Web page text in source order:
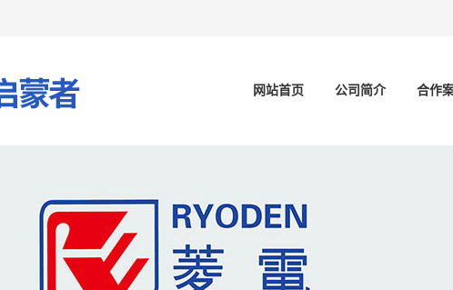
网站首页 公司简介 合作